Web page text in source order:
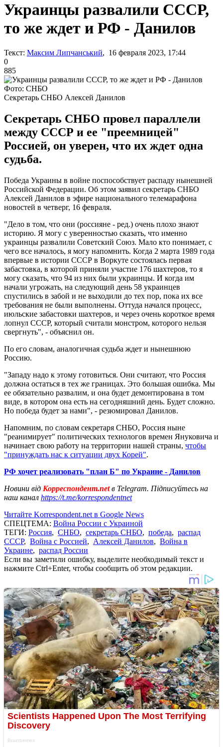
Украинцы развалили СССР,
то же ждет и РФ - Данилов
Текст: Максим Липчанський, 16 февраля 2023, 17:44
0
885
Фото: СНБО
Секретарь СНБО Алексей Данилов
Секретарь СНБО провел параллели
между СССР и ее "преемницей"
Россией, он уверен, что их ждет одна
судьба.
Победа Украины в войне поспособствует распаду нынешней
Российской Федерации. Об этом заявил секретарь СНБО
Алексей Данилов в эфире национального телемарафона
новостей в четверг, 16 февраля.
"Дело в том, что они (россияне - ред.) очень плохо знают
историю. Я могу с уверенностью сказать, что именно
украинцы развалили Советский Союз. Мало кто понимает, с
чего все началось, я могу напомнить. Когда 2 марта 1989 года
впервые в истории СССР в Воркуте состоялась первая
забастовка, в которой приняли участие 176 шахтеров, то я
могу сказать, что 94 из них были украинцы. И когда им
начали угрожать, на следующий день 58 украинцев
спустились в забой и не выходили до тех пор, пока их все
требования не были выполнены. Оттуда начался процесс,
июльские забастовки шахтеров, и через очень короткое время
лопнул СССР, который считали монстром, которого нельзя
свергнуть", - объяснил он.
По его словам, аналогичная судьба ждет и нынешнюю
Россию.
"Западу надо к этому готовиться. Они считают, что Россия
должна остаться в тех же границах. Это большая ошибка. Мы
ее обязательно развалим, и она будет демонтирована в том
виде, в котором она есть на сегодняшний день. Будет сложно.
Но победа будет за нами", - резюмировал Данилов.
Напомним, по словам секретаря СНБО, Россия ныне
"реанимирует" политических технологов времен Януковича и
начинает свою работу на территории нашей страны, чтобы
"принуждать нас к ситуации двух Корей".
РФ хочет реализовать "план Б" по Украине - Данилов
Новини від Корреспондент.netв Telegram. Підписуйтесь на
наш канал https://t.me/korrespondentnet
Читайте Korrespondent.net в Google News
СПЕЦТЕМА: Война России с Украиной
ТЕГИ: Россия, СНБО, секретарь СНБО, победа, распад
СССР, Война с Россией, Алексей Данилов, Война в
Украине, распад России
Если вы заметили ошибку, выделите необходимый текст и
нажмите Ctrl+Enter, чтобы сообщить об этом редакции.